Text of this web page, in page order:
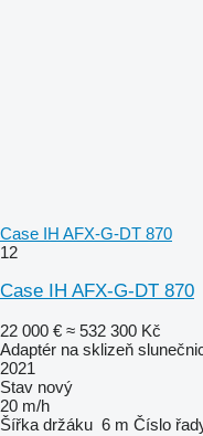
Case IH AFX-G-DT 870
12
Case IH AFX-G-DT 870
22 000 € ≈ 532 300 Kč
Adaptér na sklizeň
2021
Stav nový
20 m/h
Šířka držáku 6 m Číslo